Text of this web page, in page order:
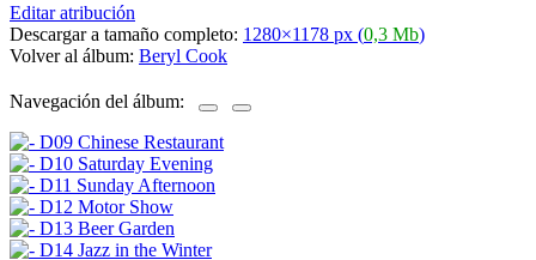
Editar atribución
Descargar a tamaño completo: 1280×1178 px (0,3 Mb)
Volver al álbum: Beryl Cook
Navegación del álbum: